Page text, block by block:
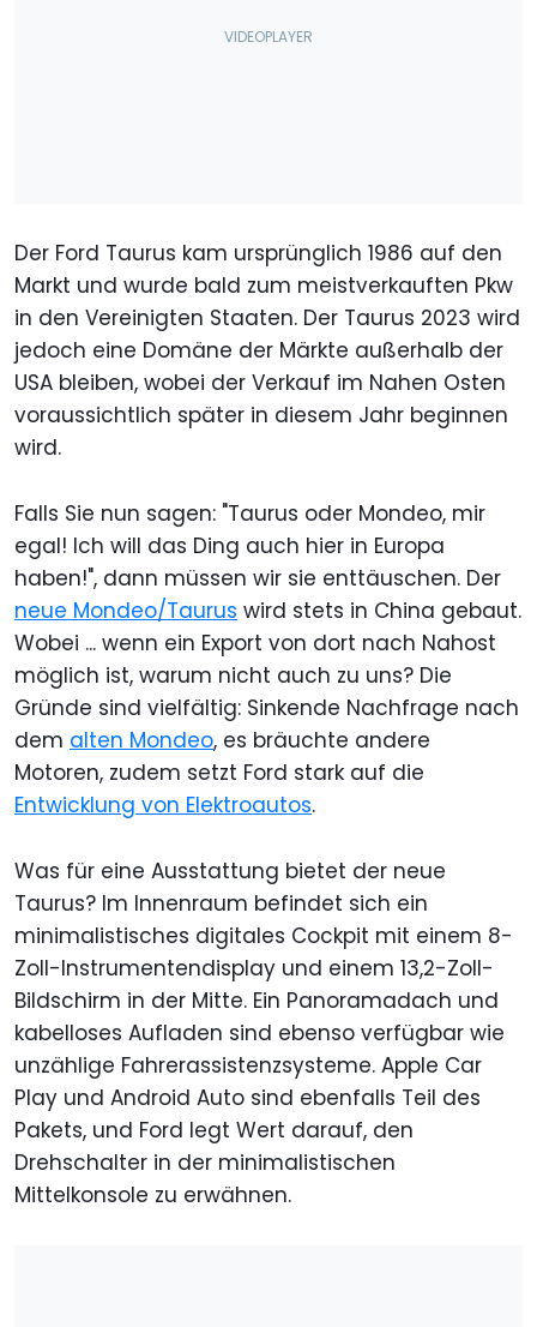
Der Ford Taurus kam ursprünglich 1986 auf den
Markt und wurde bald zum meistverkauften Pkw
in den Vereinigten Staaten. Der Taurus 2023 wird
jedoch eine Domäne der Märkte außerhalb der
USA bleiben, wobei der Verkauf im Nahen Osten
voraussichtlich später in diesem Jahr beginnen
wird.
Falls Sie nun sagen: "Taurus oder Mondeo, mir
egal! Ich will das Ding auch hier in Europa
haben!", dann müssen wir sie enttäuschen. Der
neue Mondeo/Taurus wird stets in China gebaut.
Wobei ... wenn ein Export von dort nach Nahost
möglich ist, warum nicht auch zu uns? Die
Gründe sind vielfältig: Sinkende Nachfrage nach
dem alten Mondeo, es bräuchte andere
Motoren, zudem setzt Ford stark auf die
Entwicklung von Elektroautos.
Was für eine Ausstattung bietet der neue
Taurus? Im Innenraum befindet sich ein
minimalistisches digitales Cockpit mit einem 8-
Zoll-Instrumentendisplay und einem 13,2-Zoll-
Bildschirm in der Mitte. Ein Panoramadach und
kabelloses Aufladen sind ebenso verfügbar wie
unzählige Fahrerassistenzsysteme. Apple Car
Play und Android Auto sind ebenfalls Teil des
Pakets, und Ford legt Wert darauf, den
Drehschalter in der minimalistischen
Mittelkonsole zu erwähnen.